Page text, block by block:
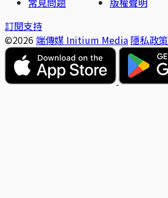
訂閱支持
©2026 端傳媒 Initium Media 隱私政策